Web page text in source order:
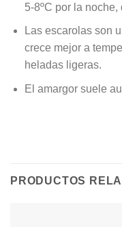
5-8ºC por la
Las escarolas son
crece mejor a
heladas ligeras.
El amargor suele
PRODUCTOS